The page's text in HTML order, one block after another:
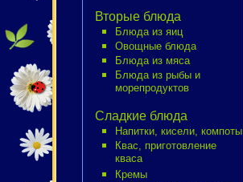
Вторые блюда
Блюда из яиц
Овощные блюда
Блюда из мяса
Блюда из рыбы и
морепродуктов
Сладкие блюда
Напитки, кисели, компоты
Квас, приготовление
кваса
Кремы